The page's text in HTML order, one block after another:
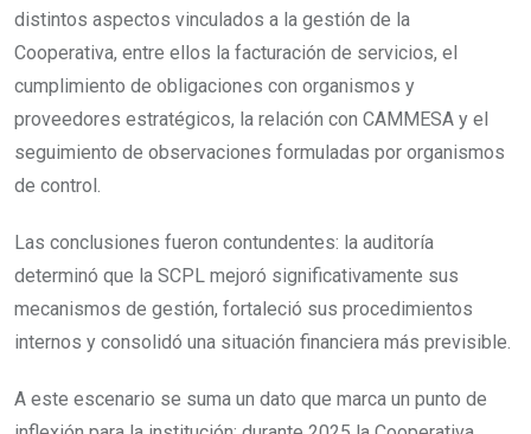
distintos aspectos vinculados a la gestión de la
Cooperativa, entre ellos la facturación de servicios, el
cumplimiento de obligaciones con organismos y
proveedores estratégicos, la relación con CAMMESA y el
seguimiento de observaciones formuladas por organismos
de control.
Las conclusiones fueron contundentes: la auditoría
determinó que la SCPL mejoró significativamente sus
mecanismos de gestión, fortaleció sus procedimientos
internos y consolidó una situación financiera más previsible.
A este escenario se suma un dato que marca un punto de